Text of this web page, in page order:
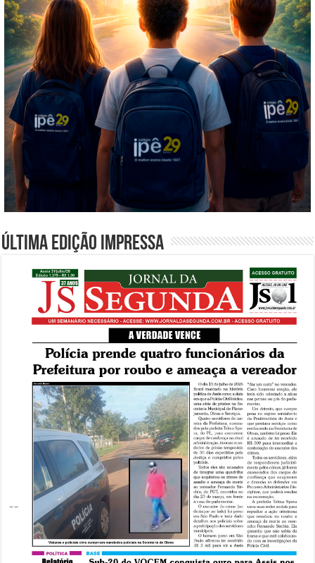
Última edição impressa